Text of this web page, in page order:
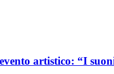
artistico: “I